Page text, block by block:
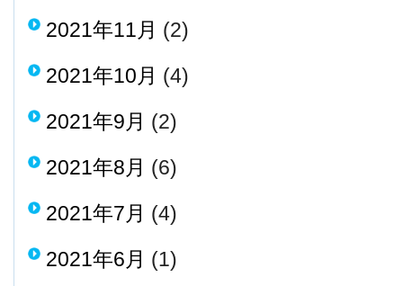
2021年11月 (2)
2021年10月 (4)
2021年9月 (2)
2021年8月 (6)
2021年7月 (4)
2021年6月 (1)